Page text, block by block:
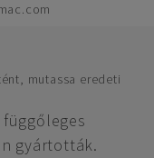
mutassa eredeti
függőleges
gyártották.